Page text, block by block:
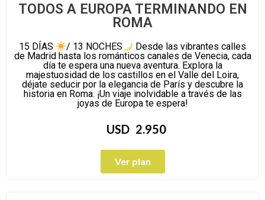
TODOS A EUROPA TERMINANDO EN
ROMA
15 DÍAS / 13 NOCHES
Desde las vibrantes calles
de Madrid hasta los románticos canales de Venecia, cada
día te espera una nueva aventura. Explora la
majestuosidad de los castillos en el Valle del Loira,
déjate seducir por la elegancia de París y descubre la
historia en Roma. ¡Un viaje inolvidable a través de las
joyas de Europa te espera!
USD 2.950
Ver plan